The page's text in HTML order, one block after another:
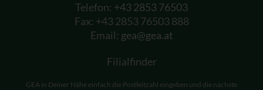
Telefon: +43 2853 76503
Fax: +43 2853 76503 888
Email: gea@gea.at
Filialfinder
GEA in Deiner Nähe einfach die Postleitzahl eingeben und die nächste